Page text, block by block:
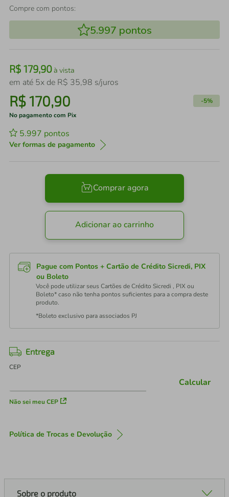
Compre com pontos:
5.997 pontos
R$ 179,90à vista
em até 5x de R$ 35,98 s/juros
R$170,90 -5%
No pagamento com Pix
5.997 pontos
Ver formas de pagamento
Comprar agora
Adicionar ao carrinho
Pague com Pontos + Cartão de Crédito Sicredi, PIX
ou Boleto
Você pode utilizar seus Cartões de Crédito Sicredi , PIX ou
Boleto* caso não tenha pontos suficientes para a compra deste
produto.
*Boleto exclusivo para associados PJ
Entrega
CEP
Não sei meu CEP
Calcular
Política de Trocas e Devolução
Sobre o produto